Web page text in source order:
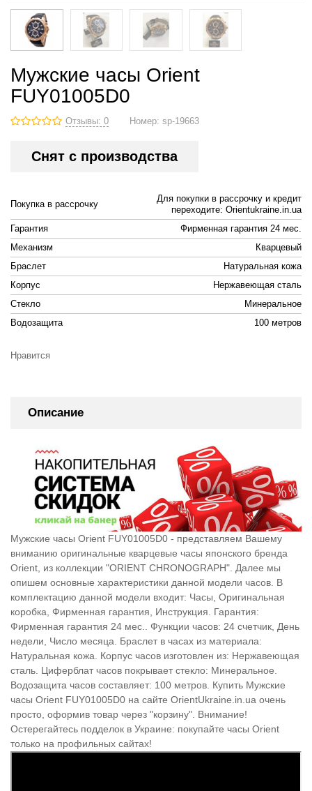
Мужские часы Orient
FUY01005D0
Отзывы: 0 Номер: sp-19663
Снят с производства
Покупка в рассрочку
Для покупки в рассрочку и кредит
переходите: Orientukraine.in.ua
Гарантия
Фирменная гарантия 24 мес.
Механизм
Кварцевый
Браслет
Натуральная кожа
Корпус
Нержавеющая сталь
Стекло
Минеральное
Водозащита
100 метров
Нравится
Описание
Мужские часы Orient FUY01005D0 - представляем Вашему
вниманию оригинальные кварцевые часы японского бренда
Orient, из коллекции "ORIENT CHRONOGRAPH". Далее мы
опишем основные характеристики данной модели часов. В
комплектацию данной модели входит: Часы, Оригинальная
коробка, Фирменная гарантия, Инструкция. Гарантия:
Фирменная гарантия 24 мес.. Функции часов: 24 счетчик, День
недели, Число месяца. Браслет в часах из материала:
Натуральная кожа. Корпус часов изготовлен из: Нержавеющая
сталь. Циферблат часов покрывает стекло: Минеральное.
Водозащита часов составляет: 100 метров. Купить Мужские
часы Orient FUY01005D0 на сайте OrientUkraine.in.ua очень
просто, оформив товар через "корзину". Внимание!
Остерегайтесь подделок в Украине: покупайте часы Orient
только на профильных сайтах!